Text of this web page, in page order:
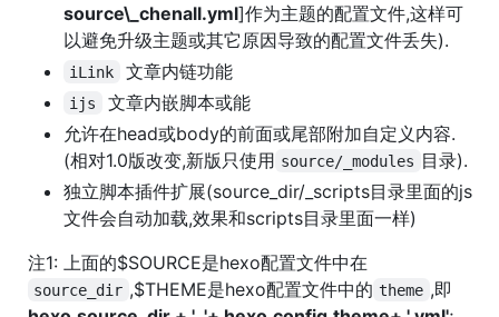
source\_chenall.yml]作为主题的配置文件,这样可
以避免升级主题或其它原因导致的配置文件丢失).
iLink 文章内链功能
ijs
文章内嵌脚本或能
允许在head或body的前面或尾部附加自定义内容.
(相对1.0版改变,新版只使用 source/_modules 目录).
独立脚本插件扩展(source_dir/_scripts目录里面的js
文件会自动加载,效果和scripts目录里面一样)
注1: 上面的$SOURCE是hexo配置文件中在
source_dir ,$THEME是hexo配置文件中的 theme ,即